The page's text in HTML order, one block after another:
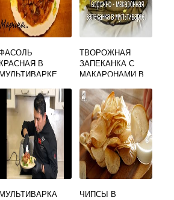
КРАСНАЯ В
МУЛЬТИВАРКЕ
ТВОРОЖНАЯ
ЗАПЕКАНКА С
МАКАРОНАМИ В
МУЛЬТИВАРКА
ЧИПСЫ В